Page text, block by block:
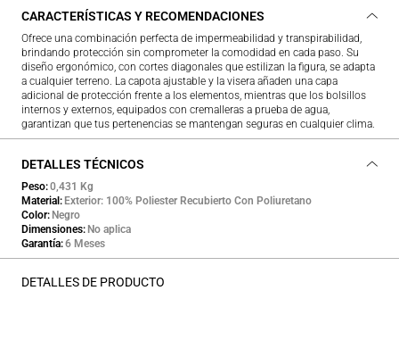
CARACTERÍSTICAS Y RECOMENDACIONES
Ofrece una combinación perfecta de impermeabilidad y transpirabilidad,
brindando protección sin comprometer la comodidad en cada paso. Su
diseño ergonómico, con cortes diagonales que estilizan la figura, se adapta
a cualquier terreno. La capota ajustable y la visera añaden una capa
adicional de protección frente a los elementos, mientras que los bolsillos
internos y externos, equipados con cremalleras a prueba de agua,
garantizan que tus pertenencias se mantengan seguras en cualquier clima.
DETALLES TÉCNICOS
Peso 0,431 Kg
Material
Exterior: 100% Poliester Recubierto Con Poliuretano
Color Negro
Dimensiones No aplica
Garantía 6 Meses
DETALLES DE PRODUCTO